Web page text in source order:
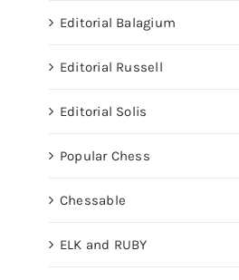
Editorial Balagium
Editorial Russell
Editorial Solis
Popular Chess
Chessable
ELK and RUBY